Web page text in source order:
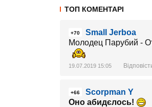
ТОП КОМЕНТАРІ
+70
Small Jerboa
Молодец Парубий -
19.07.2019 15:05
+66
Scorpman Y
Оно абидєлось!